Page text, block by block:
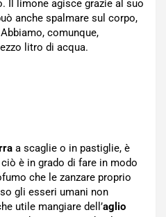
Il limone agisce grazie al suo
anche spalmare sul corpo,
comunque,
litro di acqua.
a scaglie o in pastiglie, è
è in grado di fare in modo
che le zanzare proprio
gli esseri umani non
utile mangiare dell’aglio